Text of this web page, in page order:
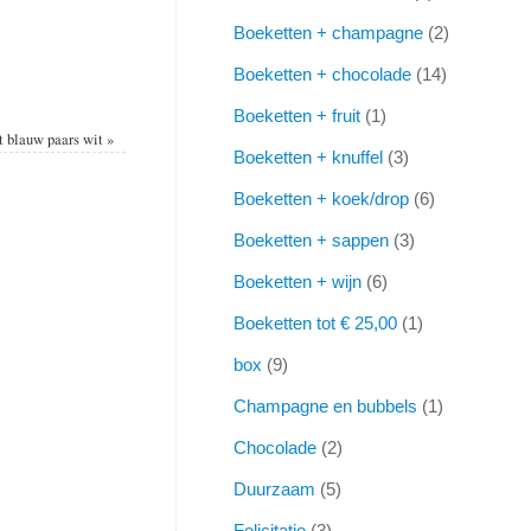
blauw paars wit»
Boeketten + champagne 2
Boeketten + chocolade 14
Boeketten + fruit 1
Boeketten + knuffel 3
Boeketten + koek/drop 6
Boeketten + sappen 3
Boeketten + wijn 6
Boeketten tot € 25,00 1
box 9
Champagne en bubbels 1
Chocolade 2
Duurzaam 5